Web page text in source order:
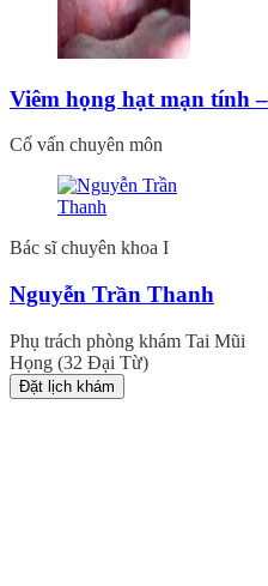
Viêm họng hạt mạn tính
Cố vấn chuyên môn
Bác sĩ chuyên khoa I
Nguyễn Trần Thanh
Phụ trách phòng khám Tai Mũi
Họng (32 Đại Từ)
Đặt lịch khám